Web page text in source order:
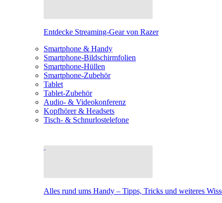
Entdecke Streaming-Gear von Razer
Smartphone & Handy
Smartphone-Bildschirmfolien
Smartphone-Hüllen
Smartphone-Zubehör
Tablet
Tablet-Zubehör
Audio- & Videokonferenz
Kopfhörer & Headsets
Tisch- & Schnurlostelefone
Alles rund ums Handy – Tipps, Tricks und weiteres